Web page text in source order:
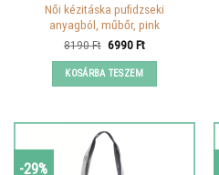
Női kézitáska pufidzseki
anyagból, műbőr, pink
8190Ft Original
was:
8190 Ft.
6990FtCurrent
KOSÁRBA TESZEM
-29%